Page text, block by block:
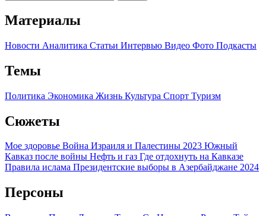
Материалы
Новости Аналитика Статьи Интервью Видео Фото Подкасты
Темы
Политика Экономика Жизнь Культура Спорт Туризм
Сюжеты
Мое здоровье Война Израиля и Палестины 2023 Южный
Кавказ после войны Нефть и газ Где отдохнуть на Кавказе
Правила ислама Президентские выборы в Азербайджане 2024
Персоны